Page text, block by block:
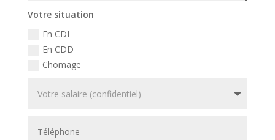
Votre situation
En CDI
En CDD
Chomage